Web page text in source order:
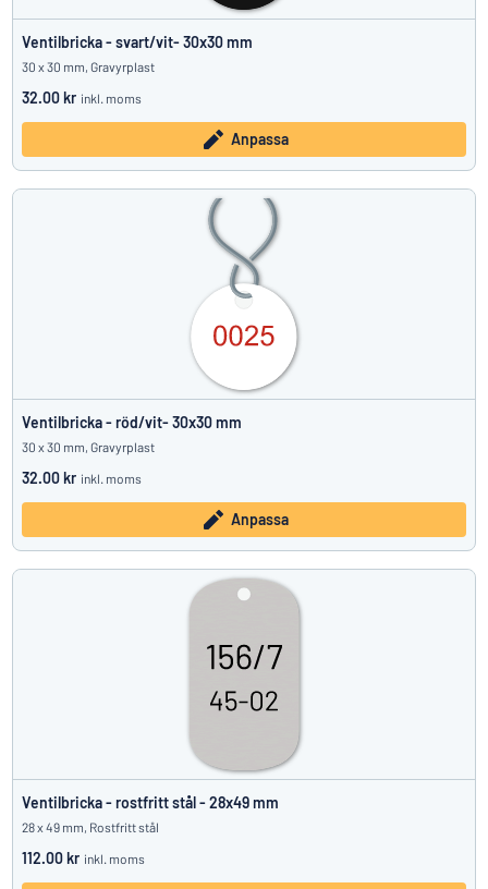
Ventilbricka - svart/vit- 30x30 mm
30 x 30 mm, Gravyrplast
32.00 kr inkl. moms
Anpassa
Ventilbricka - röd/vit- 30x30 mm
30 x 30 mm, Gravyrplast
32.00 kr inkl. moms
Anpassa
Ventilbricka - rostfritt stål - 28x49 mm
28 x 49 mm, Rostfritt stål
112.00 kr inkl. moms